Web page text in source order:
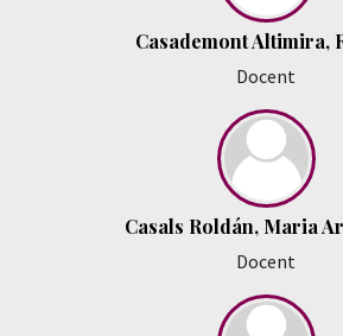
Casademont Altimira,
Docent
Casals Roldán, Maria
Docent